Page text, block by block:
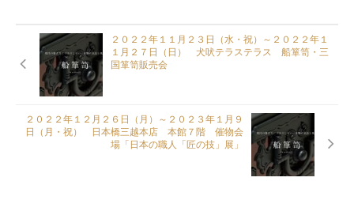
２０２２年１１月２３日（水・祝）～２０２２年１
１月２７日（日） 犬吠テラステラス 船箪笥・三
国箪笥販売会
２０２２年１２月２６日（月）～２０２３年１月９
日（月・祝） 日本橋三越本店 本館７階 催物会
場「日本の職人「匠の技」展」